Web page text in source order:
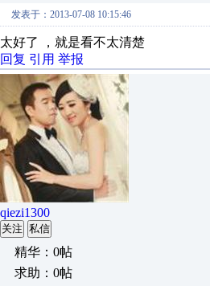
发表于：2013-07-08 10:15:46
太好了 ，就是看不太清楚
回复 引用 举报
qiezi1300
关注 私信
精华：0帖
求助：0帖